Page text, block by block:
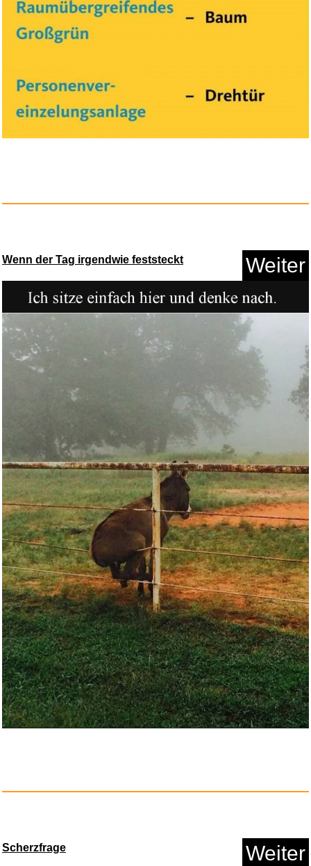
TP-Link Tapo Smart WLAN
Steckd...
Anzeige
KuPro DE CAT CAT CAT 8596...
Anzeige
Wenn der Tag irgendwie feststeckt Weiter
Scherzfrage Weiter